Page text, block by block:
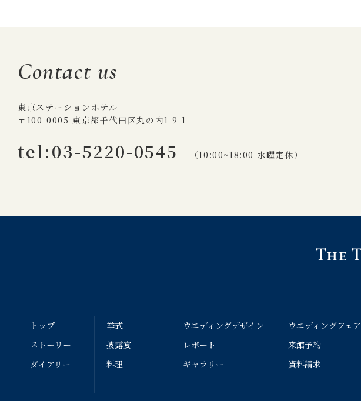
Contact us
東京ステーションホテル
〒100-0005 東京都千代田区丸の内1-9-1
tel:03-5220-0545 （10:00~18:00 水曜定休）
トップ
ストーリー
ダイアリー
挙式
披露宴
料理
ウエディングデザイン
レポート
ギャラリー
ウエディングフェア
来館予約
資料請求